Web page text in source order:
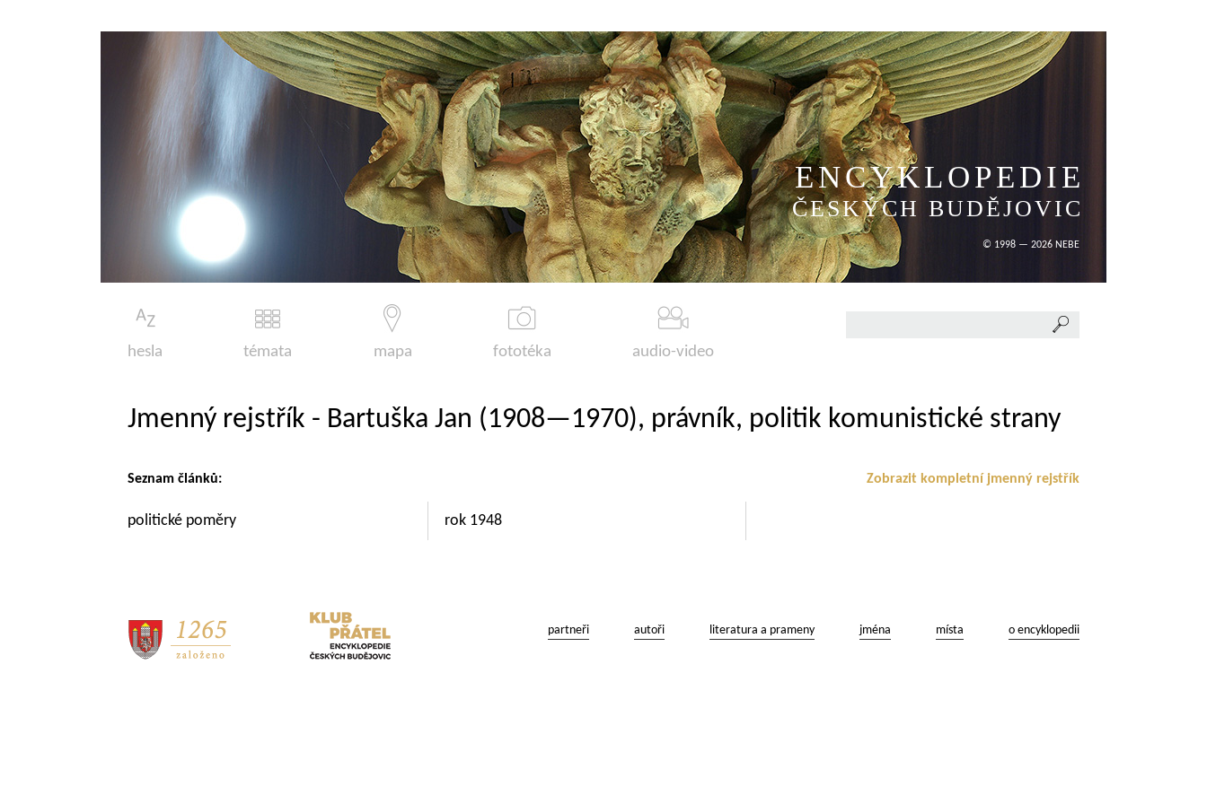
ENCYKLOPEDIE
ČESKÝCH BUDĚJOVIC
© 1998 — 2026 NEBE
hesla témata mapa fototéka audio-video
Jmenný rejstřík - Bartuška Jan (1908—1970), právník, politik komunistické strany
Zobrazit kompletní jmenný rejstřík
Seznam článků:
politické poměry rok 1948
partneři autoři literatura a prameny jména místa o encyklopedii